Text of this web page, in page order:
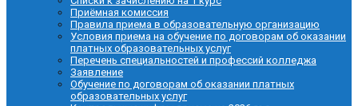
Приёмная комиссия
Правила приема в образовательную организацию
Условия приема на обучение по договорам об оказании
платных образовательных услуг
Перечень специальностей и профессий колледжа
Заявление
Обучение по договорам об оказании платных
образовательных услуг